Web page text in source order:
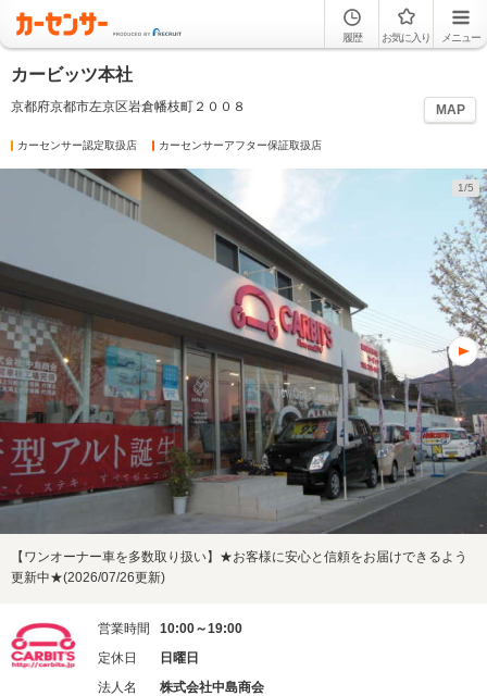
履歴 お気に入り メニュー
カービッツ本社
京都府京都市左京区岩倉幡枝町２００８ MAP
カーセンサー認定取扱店 カーセンサーアフター保証取扱店
1/5
【ワンオーナー車を多数取り扱い】★お客様に安心と信頼をお届けできるよう
更新中★(2026/07/26更新)
営業時間
10:00～19:00
定休日
日曜日
法人名
株式会社中島商会